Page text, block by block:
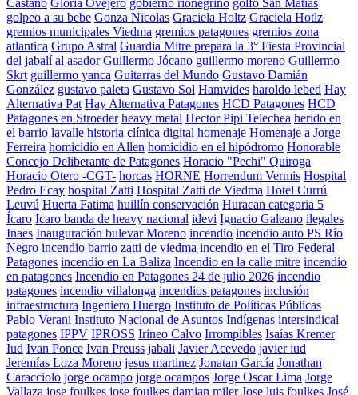
Castaño Gloria Ovejero gobierno rionegrino golfo San Matías
golpeo a su bebe Gonza Nicolas Graciela Holtz Graciela Hotlz
gremios municipales Viedma gremios patagones gremios zona
atlantica Grupo Astral Guardia Mitre prepara la 3° Fiesta Provincial
del jabalí al asador Guillermo Jócano guillermo moreno Guillermo
Skrt guillermo yanca Guitarras del Mundo Gustavo Damián
González gustavo paleta Gustavo Sol Hamvides haroldo lebed Hay
Alternativa Pat Hay Alternativa Patagones HCD Patagones HCD
Patagones en Stroeder heavy metal Hector Pipi Telechea herido en
el barrio lavalle historia clínica digital homenaje Homenaje a Jorge
Ferreira homicidio en Allen homicidio en el hipódromo Honorable
Concejo Deliberante de Patagones Horacio "Pechi" Quiroga
Horacio Otero -CGT- horcas HORNE Horrendum Vermis Hospital
Pedro Ecay hospital Zatti Hospital Zatti de Viedma Hotel Currú
Leuvú Huerta Fatima huillín conservación Huracan categoria 5
Ícaro Icaro banda de heavy nacional idevi Ignacio Galeano ilegales
Inaes Inauguración bulevar Moreno incendio incendio auto PS Río
Negro incendio barrio zatti de viedma incendio en el Tiro Federal
Patagones incendio en La Baliza Incendio en la calle mitre incendio
en patagones Incendio en Patagones 24 de julio 2026 incendio
patagones incendio villalonga incendios patagones inclusión
infraestructura Ingeniero Huergo Instituto de Políticas Públicas
Pablo Verani Instituto Nacional de Asuntos Indígenas intersindical
patagones IPPV IPROSS Irineo Calvo Irrompibles Isaías Kremer
Iud Ivan Ponce Ivan Preuss jabali Javier Acevedo javier iud
Jeremías Loza Moreno jesus martinez Jonatan García Jonathan
Caracciolo jorge ocampo jorge ocampos Jorge Oscar Lima Jorge
Vallaza jose foulkes jose foulkes damian miler Jose luis foulkes José